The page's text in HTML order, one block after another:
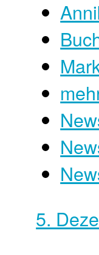
5.